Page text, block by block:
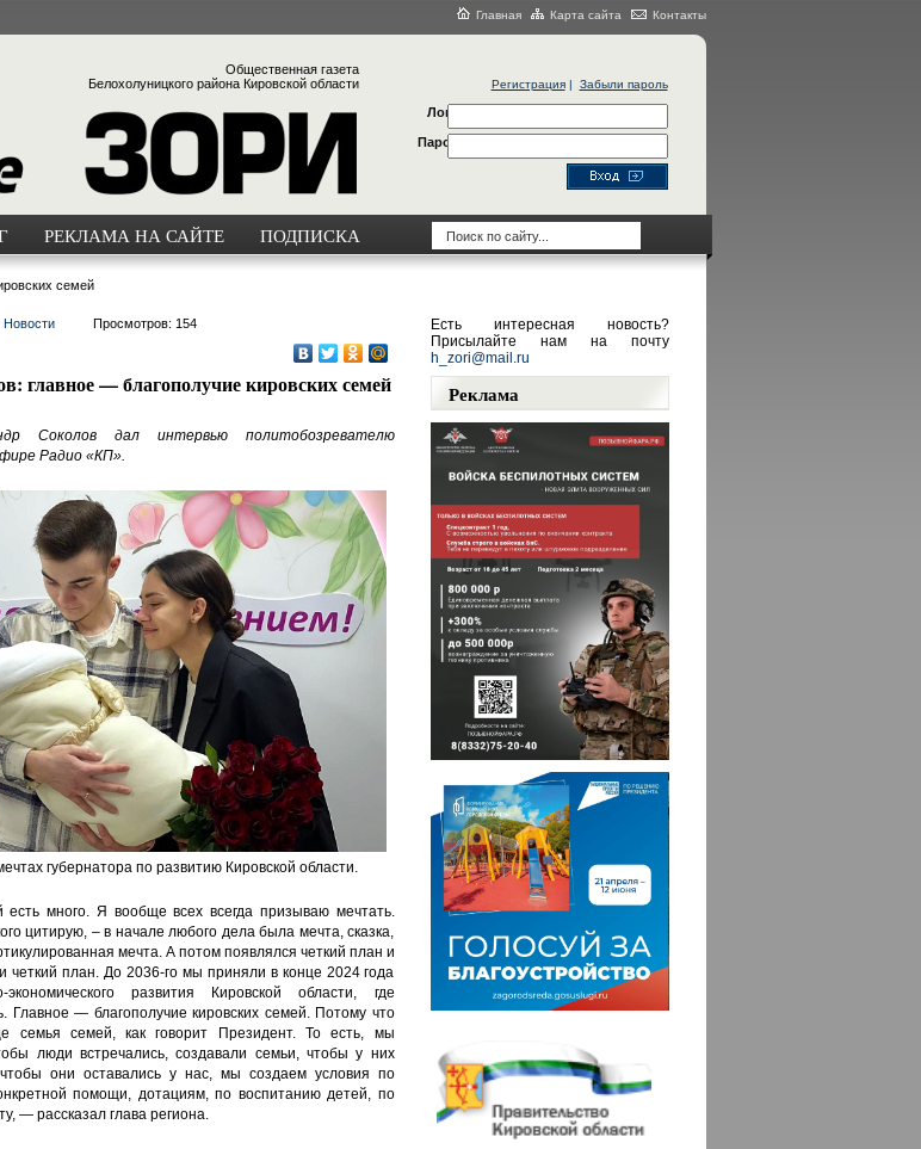
Главная Карта сайта Контакты
Общественная газета
Белохолуницкого района Кировской области
Регистрация| Забыли пароль
Логин
Пароль
РЕКЛАМА НА САЙТЕ ПОДПИСКА
семей
Новости Просмотров: 154
главное — благополучие кировских семей
Соколов дал интервью политобозревателю
Радио «КП».
губернатора по развитию Кировской области.
много. Я вообще всех всегда призываю мечтать.
цитирую, – в начале любого дела была мечта, сказка,
мечта. А потом появлялся четкий план и
четкий план. До 2036-го мы приняли в конце 2024 года
экономического развития Кировской области, где
Главное — благополучие кировских семей. Потому что
семья семей, как говорит Президент. То есть, мы
люди встречались, создавали семьи, чтобы у них
они оставались у нас, мы создаем условия по
помощи, дотациям, по воспитанию детей, по
— рассказал глава региона.
Есть интересная новость?
Присылайте нам на почту
h_zori@mail.ru
Реклама